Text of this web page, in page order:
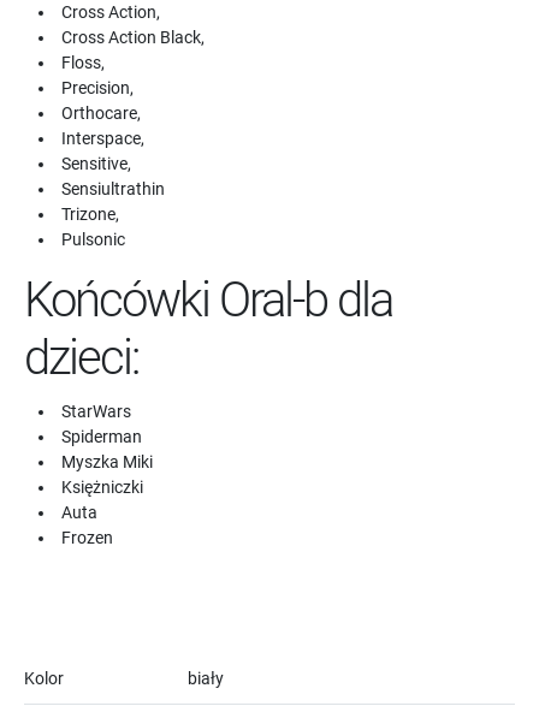
Cross Action,
Cross Action Black,
Floss,
Precision,
Orthocare,
Interspace,
Sensitive,
Sensiultrathin
Trizone,
Pulsonic
Końcówki Oral-b dla
dzieci:
StarWars
Spiderman
Myszka Miki
Księżniczki
Auta
Frozen
Kolor biały